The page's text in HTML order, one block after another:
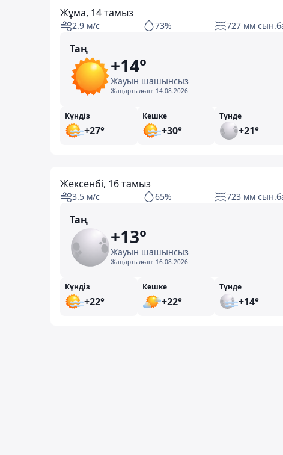
Жұма, 14 тамыз
2.9 м/с 73% 727 мм
Таң
+14°
Жауын шашынсыз
Жаңартылған: 14.08.2026
Күндіз
+27°
Кешке
+30°
Түнде
+21°
Жексенбі, 16 тамыз
3.5 м/с 65% 723 мм
Таң
+13°
Жауын шашынсыз
Жаңартылған: 16.08.2026
Күндіз
+22°
Кешке
+22°
Түнде
+14°